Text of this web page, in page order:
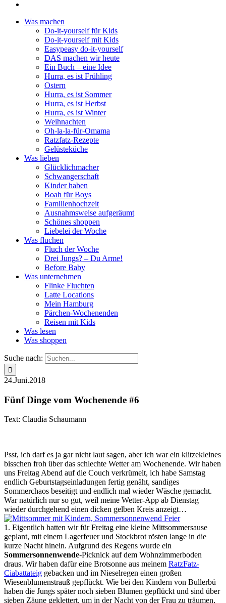
Was machen
Do-it-yourself für Kids
Do-it-yourself mit Kids
Easypeasy do-it-yourself
DAS machen wir heute
Ein Buch – eine Idee
Hurra, es ist Frühling
Ostern
Hurra, es ist Sommer
Hurra, es ist Herbst
Hurra, es ist Winter
Weihnachten
Oh-la-la-für-Omama
Ratzfatz-Rezepte
Gelüsteküche
Was lieben
Glücklichmacher
Schwangerschaft
Kinder haben
Boah für Boys
Familienhochzeit
Ausnahmsweise aufgeräumt
Schönes shoppen
Liebelei der Woche
Was fluchen
Fluch der Woche
Drei Jungs? – Du Arme!
Before Baby
Was unternehmen
Flinke Fluchten
Latte Locations
Mein Hamburg
Pärchen-Wochenenden
Reisen mit Kids
Was lesen
Was shoppen
Suche nach:
24.Juni.2018
Fünf Dinge vom Wochenende #6
Text: Claudia Schaumann
Psst, ich darf es ja gar nicht laut sagen, aber ich war ein klitzekleines
bisschen froh über das schlechte Wetter am Wochenende. Wir haben
uns Freitag Abend auf die Couch verkrümelt, ich habe Samstag
endlich Geburtstagseinladungen fertig genäht, sandiges
Sommerchaos beseitigt und endlich mal wieder Wäsche gemacht.
War natürlich nur so gut, weil meine Wetter-App ab Dienstag
wieder durchgehend einen dicken gelben Kreis anzeigt…
1. Eigentlich hatten wir für Freitag eine kleine Mittsommersause
geplant, mit einem Lagerfeuer und Stockbrot rösten lange in die
kurze Nacht hinein. Aufgrund des Regens wurde ein
Sommersonnenwende-Picknick auf dem Wohnzimmerboden
draus. Wir haben dafür eine Brotsonne aus meinem RatzFatz-
Ciabattateig gebacken und im Nieselregen einen großen
Wiesenblumenstrauß gepflückt. Wie bei den Kindern von Bullerbü
haben die Jungs später noch sieben Blumen gepflückt und sind über
sieben Zäune geklettert, um in der Nacht von der Frau zu träumen,